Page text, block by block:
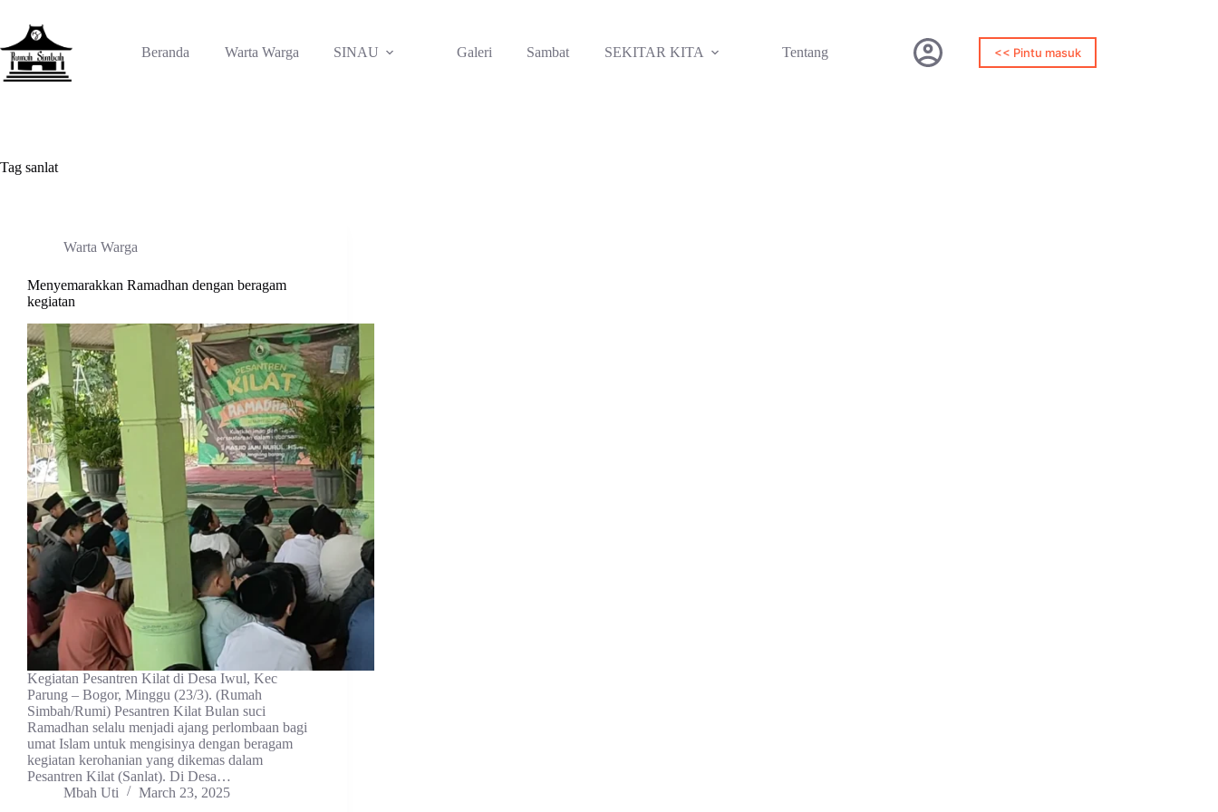
content
Beranda
Warta Warga SINAU Galeri Sambat SEKITAR KITA Tentang << Pintu masuk
Tag sanlat
Warta Warga
Menyemarakkan Ramadhan dengan beragam
kegiatan
Kegiatan Pesantren Kilat di Desa Iwul, Kec
Parung – Bogor, Minggu (23/3). (Rumah
Simbah/Rumi) Pesantren Kilat Bulan suci
Ramadhan selalu menjadi ajang perlombaan bagi
umat Islam untuk mengisinya dengan beragam
kegiatan kerohanian yang dikemas dalam
Pesantren Kilat (Sanlat). Di Desa…
Mbah Uti
March 23, 2025